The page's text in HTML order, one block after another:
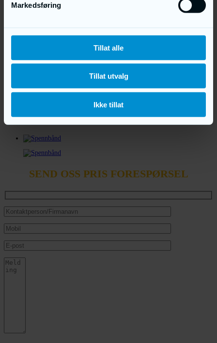
Markedsføring
Tillat alle
Tillat utvalg
Ikke tillat
RAM1 tilbehør
Spennbånd
Galeri
SEND OSS PRIS FORESPØRSEL